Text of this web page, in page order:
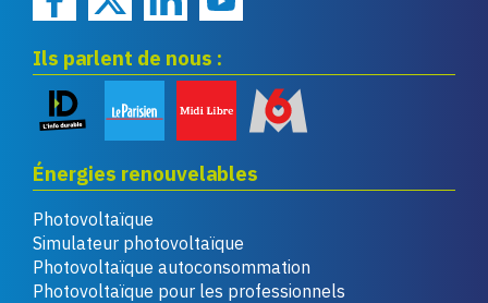
Ils parlent de nous :
Énergies renouvelables
Photovoltaïque
Simulateur photovoltaïque
Photovoltaïque autoconsommation
Photovoltaïque pour les professionnels